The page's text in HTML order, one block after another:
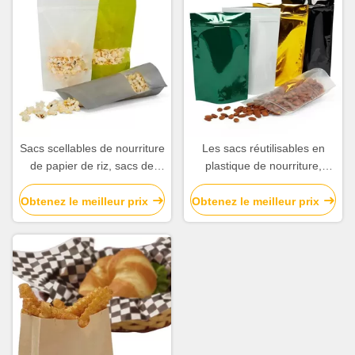
Sacs scellables de nourriture
de papier de riz, sacs de
stockage de nourriture de
vide avec le panneau de
fenêtre
Obtenez le meilleur prix
Les sacs réutilisables en
plastique de nourriture,
brillants tiennent la diverse
couleur de poches
disponible
Obtenez le meilleur prix